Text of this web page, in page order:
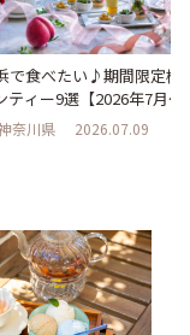
で食べたい♪期間限定桃
ティー9選【2026年7月～
奈川県 2026.07.09